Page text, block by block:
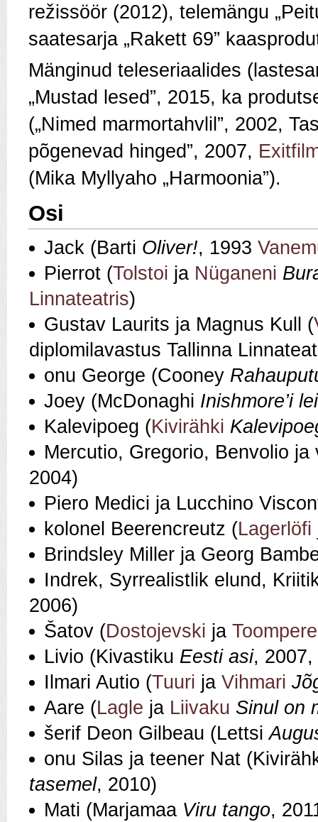
režissöör (2012), telemängu
saatesarja „Rakett 69”
Mänginud teleseriaalides
„Mustad lesed”, 2015, ka
(„Nimed marmortahvlil”, 2002,
põgenevad hinged”, 2007,
(Mika Myllyaho „Harmoonia”).
Osi
Jack (Barti Oliver!, 1993
Pierrot (Tolstoi ja Nüganeni
Linnateatris)
Gustav Laurits ja Magnus Kull (
diplomilavastus Tallinna
onu George (Cooney
Joey (McDonaghi Inishmore’i
Kalevipoeg (Kivirähki
Mercutio, Gregorio, Benvolio ja
2004)
Piero Medici ja Lucchino
kolonel Beerencreutz (Lagerlöfi
Brindsley Miller ja Georg
Indrek, Syrrealistlik elund,
2006)
Šatov (Dostojevski ja Toompere
Livio (Kivastiku Eesti asi, 2007,
Ilmari Autio (Tuuri ja Vihmari
Aare (Lagle ja Liivaku Sinul on
šerif Deon Gilbeau (Lettsi
onu Silas ja teener Nat
tasemel, 2010)
Mati (Marjamaa Viru tango,